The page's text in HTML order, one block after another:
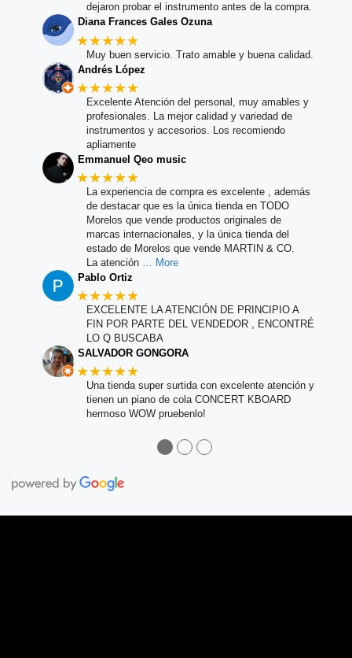
dejaron probar el instrumento antes de la compra.
Diana Frances Gales Ozuna
★★★★★
Muy buen servicio. Trato amable y buena calidad.
Andrés López
★★★★★
Excelente Atención del personal, muy amables y
profesionales. La mejor calidad y variedad de
instrumentos y accesorios. Los recomiendo
apliamente
Emmanuel Qeo music
★★★★★
La experiencia de compra es excelente , además
de destacar que es la única tienda en TODO
Morelos que vende productos originales de
marcas internacionales, y la única tienda del
estado de Morelos que vende MARTIN & CO.
La atención
… More
Pablo Ortiz
★★★★★
EXCELENTE LA ATENCIÓN DE PRINCIPIO A
FIN POR PARTE DEL VENDEDOR , ENCONTRÉ
LO Q BUSCABA
SALVADOR GONGORA
★★★★★
Una tienda super surtida con excelente atención y
tienen un piano de cola CONCERT KBOARD
hermoso WOW pruebenlo!
●●●